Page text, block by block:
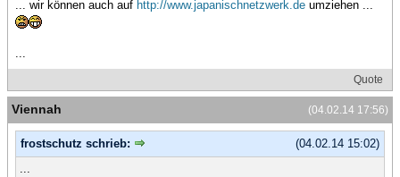
... wir können auch auf http://www.japanischnetzwerk.de umziehen ...
Quote
(04.02.14 17:56)
Viennah
(04.02.14 15:02)
frostschutz schrieb:
...